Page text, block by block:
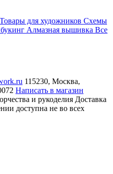
Товары для художников Схемы
Алмазная вышивка Все
115230, Москва,
Написать в магазин
и рукоделия Доставка
доступна не во всех